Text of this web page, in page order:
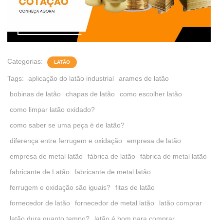
Categorias: LATÃO
Tags: aplicação do latão industrial
arames de latão
bobinas de latão
chapas de latão
como escolher latão
como limpar latão oxidado?
como saber se uma peça é de latão?
diferença entre ferrugem e oxidação
empresa de latão
empresa de metal latão
fábrica de latão
fábrica de metal latão
fabricante de Latão
fabricante de metal latão
ferrugem e oxidação são iguais?
fitas de latão
fornecedor de latão
fornecedor de metal latão
latão comprar